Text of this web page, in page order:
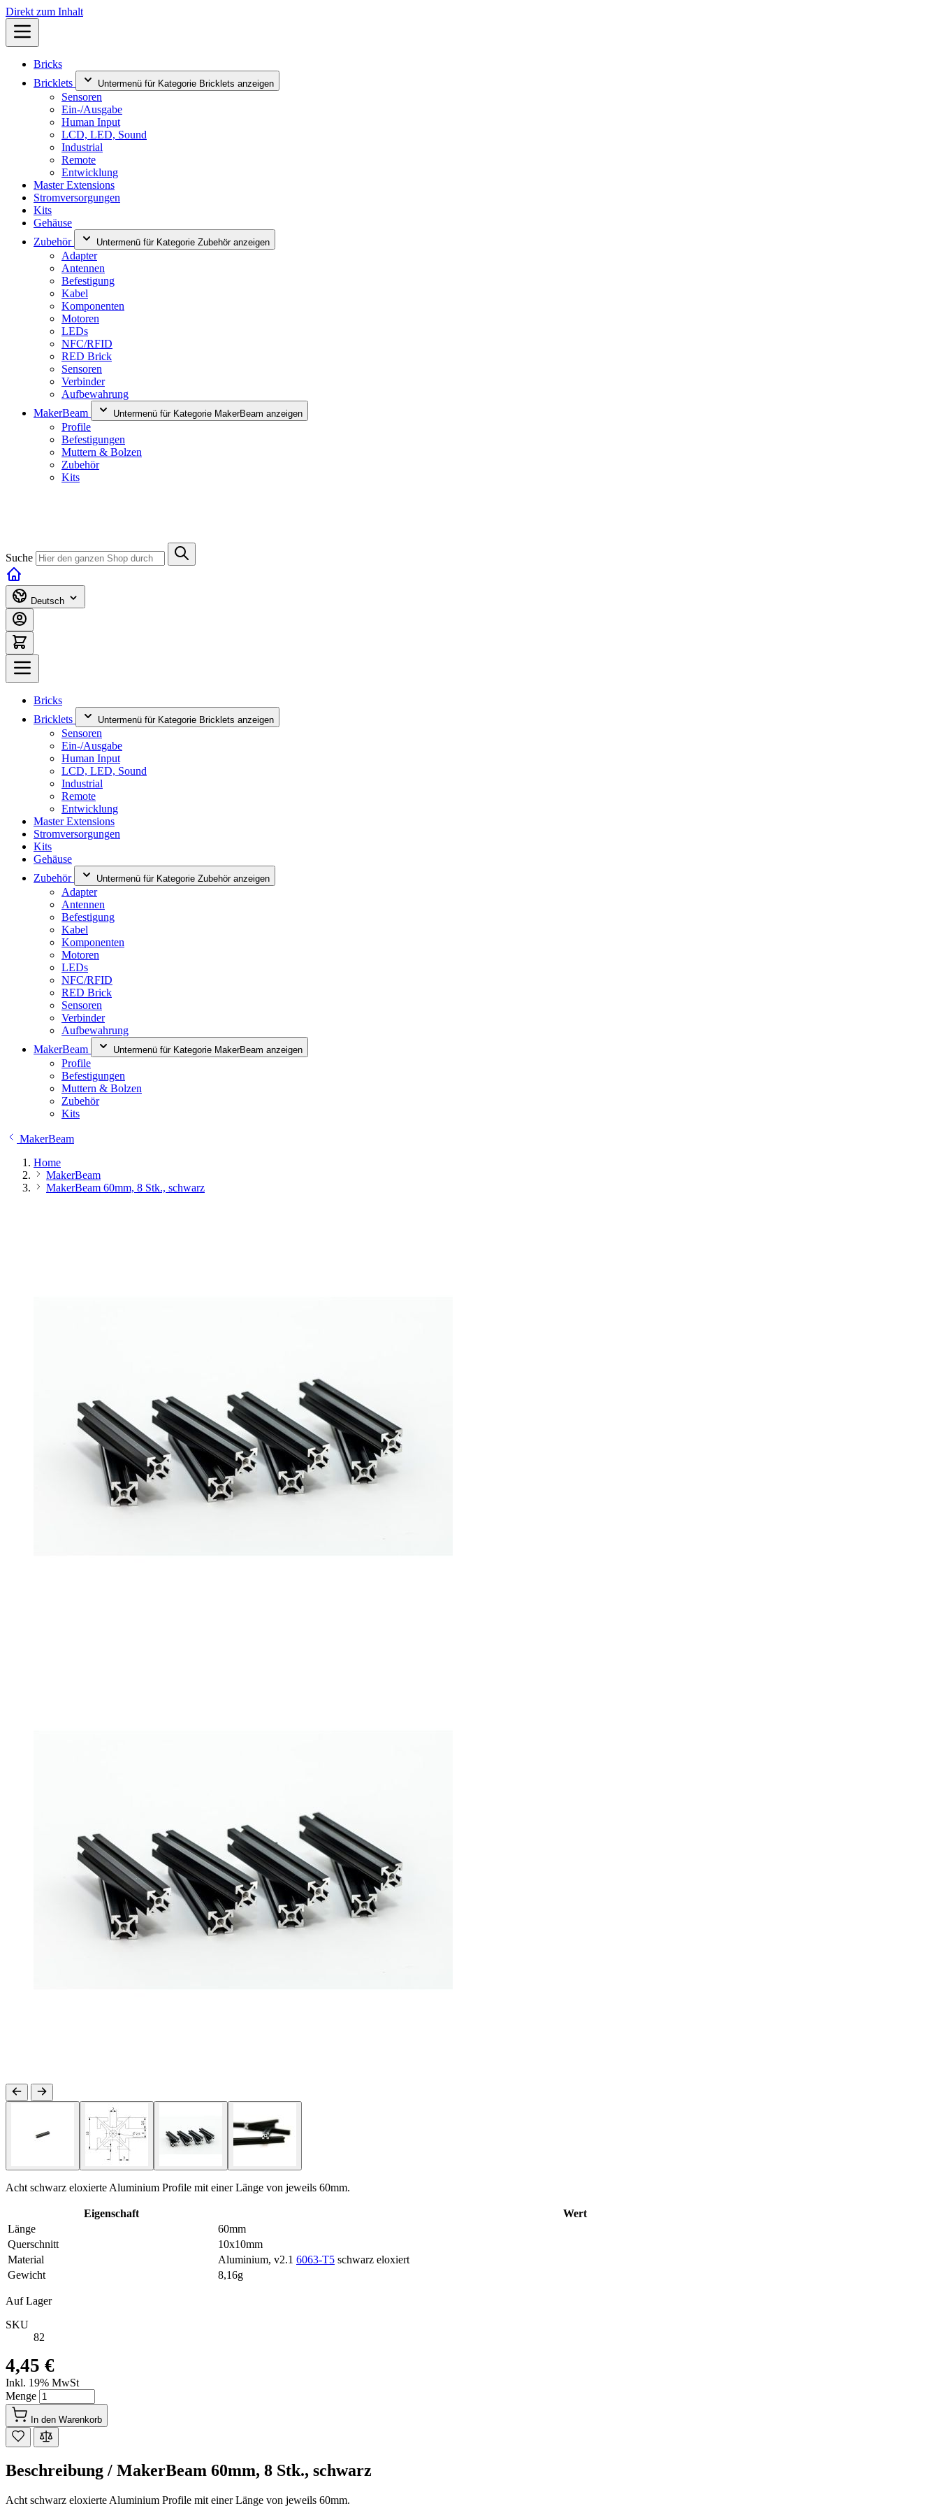
Direkt zum Inhalt
Bricks
Bricklets
Untermenü für Kategorie Bricklets anzeigen
Sensoren
Ein-/Ausgabe
Human Input
LCD, LED, Sound
Industrial
Remote
Entwicklung
Master Extensions
Stromversorgungen
Kits
Gehäuse
Zubehör
Untermenü für Kategorie Zubehör anzeigen
Adapter
Antennen
Befestigung
Kabel
Komponenten
Motoren
LEDs
NFC/RFID
RED Brick
Sensoren
Verbinder
Aufbewahrung
MakerBeam
Untermenü für Kategorie MakerBeam anzeigen
Profile
Befestigungen
Muttern & Bolzen
Zubehör
Kits
Suche
Deutsch
Bricks
Bricklets
Untermenü für Kategorie Bricklets anzeigen
Sensoren
Ein-/Ausgabe
Human Input
LCD, LED, Sound
Industrial
Remote
Entwicklung
Master Extensions
Stromversorgungen
Kits
Gehäuse
Zubehör
Untermenü für Kategorie Zubehör anzeigen
Adapter
Antennen
Befestigung
Kabel
Komponenten
Motoren
LEDs
NFC/RFID
RED Brick
Sensoren
Verbinder
Aufbewahrung
MakerBeam
Untermenü für Kategorie MakerBeam anzeigen
Profile
Befestigungen
Muttern & Bolzen
Zubehör
Kits
MakerBeam
Home
MakerBeam
MakerBeam 60mm, 8 Stk., schwarz
Acht schwarz eloxierte Aluminium Profile mit einer Länge von jeweils 60mm.
Eigenschaft
Wert
Länge
60mm
Querschnitt
10x10mm
Material
Aluminium, v2.1 6063-T5 schwarz eloxiert
Gewicht
8,16g
Auf Lager
SKU
82
4,45 €
Inkl. 19% MwSt
Menge
In den Warenkorb
Beschreibung / MakerBeam 60mm, 8 Stk., schwarz
Acht schwarz eloxierte Aluminium Profile mit einer Länge von jeweils 60mm.